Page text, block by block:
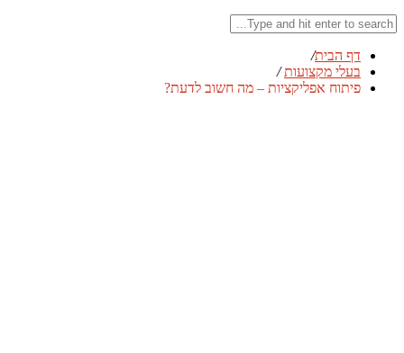
דף הבית/
בעלי מקצועות /
פיתוח אפליקציות – מה חשוב לדעת?